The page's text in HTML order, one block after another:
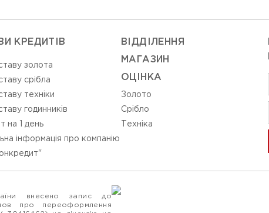
КРЕДИТІВ
золота
срібла
техніки
годинників
на 1 день
інформація про компанію
ВIДДIЛЕННЯ
МАГАЗИН
ОЦIНКА
Золото
Срiбло
Технiка
внесено запис до
про переоформлення